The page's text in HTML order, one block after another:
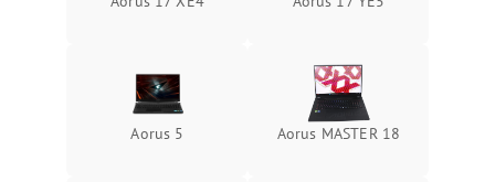
Aorus 5 Aorus MASTER 18